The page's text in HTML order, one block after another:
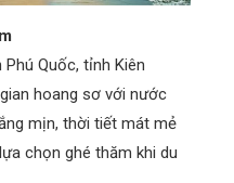
Quốc, tỉnh Kiên
hoang sơ với nước
mịn, thời tiết mát mẻ
chọn ghé thăm khi du